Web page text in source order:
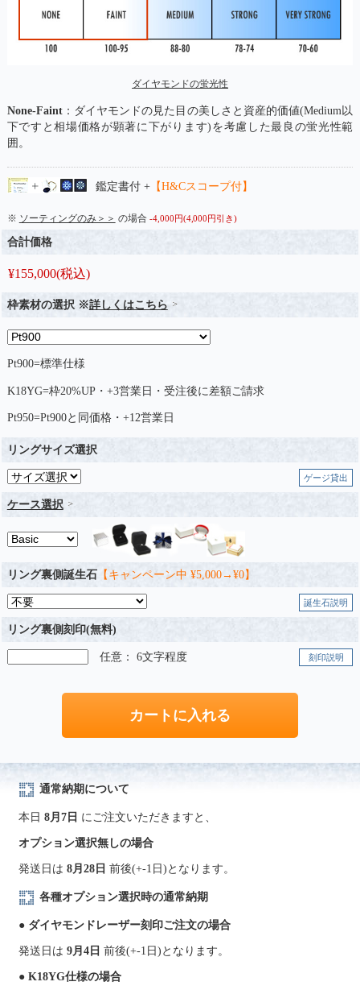
ダイヤモンドの蛍光性
None-Faint：ダイヤモンドの見た目の美しさと資産的価値(Medium以
下ですと相場価格が顕著に下がります)を考慮した最良の蛍光性範
囲。
鑑定書付 +【H&Cスコープ付】
※ ソーティングのみ＞＞ の場合 -4,000円(4,000円引き)
合計価格
¥155,000(税込)
枠素材の選択 ※詳しくはこちら
Pt900=標準仕様
K18YG=枠20%UP・+3営業日・受注後に差額ご請求
Pt950=Pt900と同価格・+12営業日
リングサイズ選択
ゲージ貸出
ケース選択
リング裏側誕生石【キャンペーン中 ¥5,000→¥0】
誕生石説明
リング裏側刻印(無料)
任意： 6文字程度 刻印説明
通常納期について
本日 8月7日 にご注文いただきますと、
オプション選択無しの場合
発送日は 8月28日 前後(+-1日)となります。
各種オプション選択時の通常納期
● ダイヤモンドレーザー刻印ご注文の場合
発送日は 9月4日 前後(+-1日)となります。
● K18YG仕様の場合